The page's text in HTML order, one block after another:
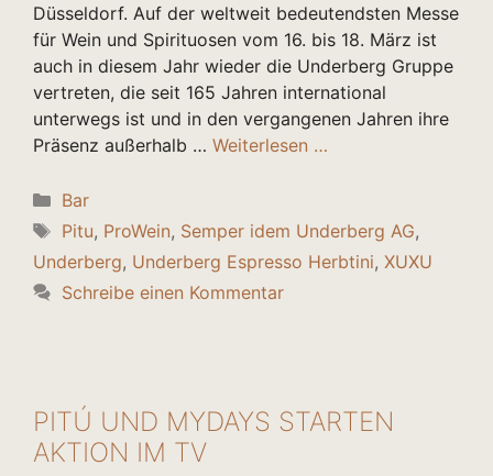
Düsseldorf. Auf der weltweit bedeutendsten Messe
für Wein und Spirituosen vom 16. bis 18. März ist
auch in diesem Jahr wieder die Underberg Gruppe
vertreten, die seit 165 Jahren international
unterwegs ist und in den vergangenen Jahren ihre
Präsenz außerhalb … Weiterlesen …
Kategorien
Bar
Schlagwörter
Pitu, ProWein, Semper idem Underberg AG,
Underberg, Underberg Espresso Herbtini, XUXU
Schreibe einen Kommentar
PITÚ UND MYDAYS STARTEN
AKTION IM TV